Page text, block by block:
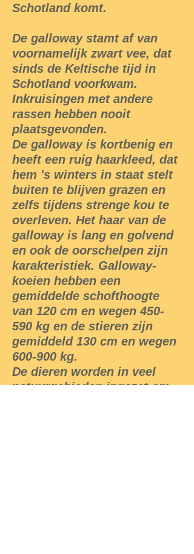
Schotland komt.
De galloway stamt af van
voornamelijk zwart vee, dat
sinds de Keltische tijd in
Schotland voorkwam.
Inkruisingen met andere
rassen hebben nooit
plaatsgevonden.
De galloway is kortbenig en
heeft een ruig haarkleed, dat
hem 's winters in staat stelt
buiten te blijven grazen en
zelfs tijdens strenge kou te
overleven. Het haar van de
galloway is lang en golvend
en ook de oorschelpen zijn
karakteristiek. Galloway-
koeien hebben een
gemiddelde schofthoogte
van 120 cm en wegen 450-
590 kg en de stieren zijn
gemiddeld 130 cm en wegen
600-900 kg.
De dieren worden in veel
natuurgebieden ingezet om